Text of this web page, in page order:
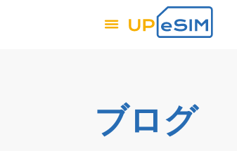
ブログ